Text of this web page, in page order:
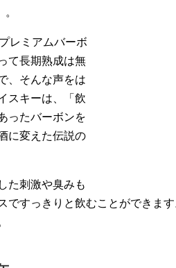
レミアムバーボ
て長期熟成は無
、そんな声をは
スキーは、「飲
ったバーボンを
に変えた伝説の
た刺激や臭みも
ですっきりと飲むことができま